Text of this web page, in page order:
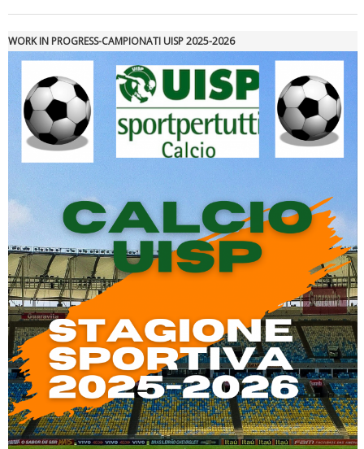
Tiziano Pesce a Radio InBlu2000 traccia il bilancio della stagione
Ddl Lobby, Uisp: “Il Parlamento valorizzi le nostre specificità"
WORK IN PROGRESS-CAMPIONATI UISP 2025-2026